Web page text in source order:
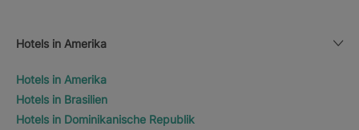
Hotels in Amerika
Hotels in Amerika
Hotels in Brasilien
Hotels in Dominikanische Republik